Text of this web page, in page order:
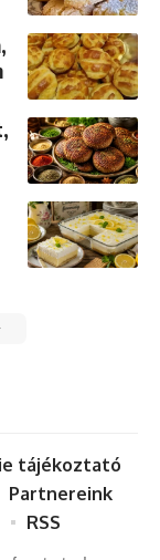
tájékoztató
Partnereink
RSS